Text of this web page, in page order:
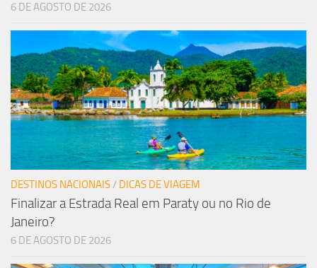
6 DE AGOSTO DE 2026
DESTINOS NACIONAIS/ DICAS DE VIAGEM
Finalizar a Estrada Real em Paraty ou no Rio de
Janeiro?
6 DE AGOSTO DE 2026